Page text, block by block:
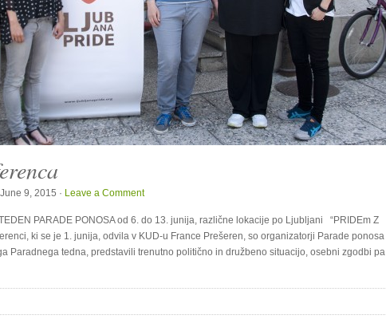
9, 2015 · Leave a Comment
PARADE PONOSA od 6. do 13. junija, različne lokacije po Ljubljani “PRIDEm Z
ki se je 1. junija, odvila v KUD-u France Prešeren, so organizatorji Parade ponosa
Paradnega tedna, predstavili trenutno politično in družbeno situacijo, osebni zgodbi pa